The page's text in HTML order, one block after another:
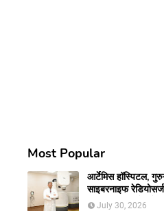
Most Popular
आर्टेमिस हॉस्पिटल,
साइबरनाइफ
प्रिसिशन ट्रीटमेंट में
July 30, 2026